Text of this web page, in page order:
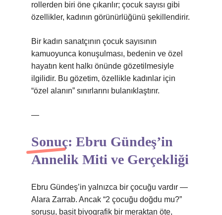
rollerden biri öne çıkarılır; çocuk sayısı gibi
özellikler, kadının görünürlüğünü şekillendirir.
Bir kadın sanatçının çocuk sayısının
kamuoyunca konuşulması, bedenin ve özel
hayatın kent halkı önünde gözetilmesiyle
ilgilidir. Bu gözetim, özellikle kadınlar için
“özel alanın” sınırlarını bulanıklaştırır.
—
Sonuç: Ebru Gündeş’in
Annelik Miti ve Gerçekliği
Ebru Gündeş’in yalnızca bir çocuğu vardır —
Alara Zarrab. Ancak “2 çocuğu doğdu mu?”
sorusu, basit biyografik bir meraktan öte,